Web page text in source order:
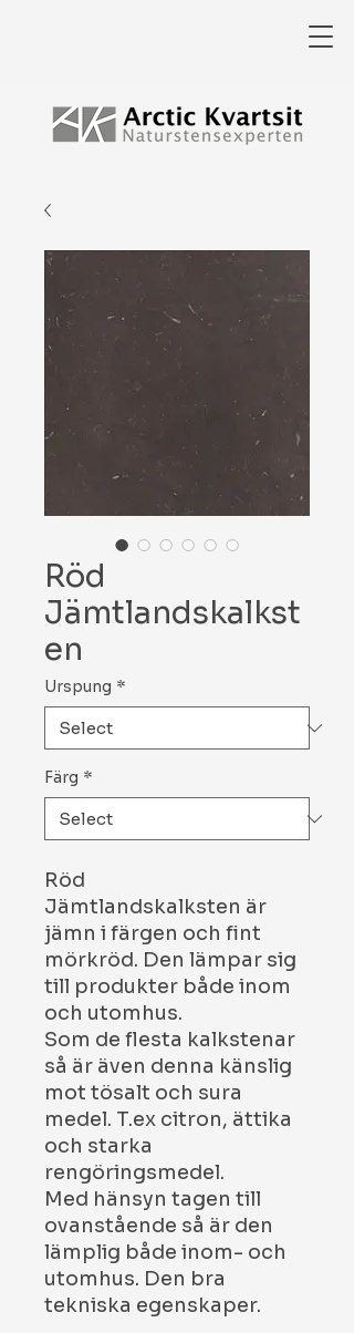
Röd
Jämtlandskalkst
en
Urspung *
Färg *
Röd
Jämtlandskalksten är
jämn i färgen och fint
mörkröd. Den lämpar sig
till produkter både inom
och utomhus.
Som de flesta kalkstenar
så är även denna känslig
mot tösalt och sura
medel. T.ex citron, ättika
och starka
rengöringsmedel.
Med hänsyn tagen till
ovanstående så är den
lämplig både inom- och
utomhus. Den bra
tekniska egenskaper.